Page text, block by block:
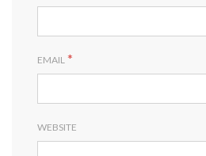
EMAIL *
WEBSITE